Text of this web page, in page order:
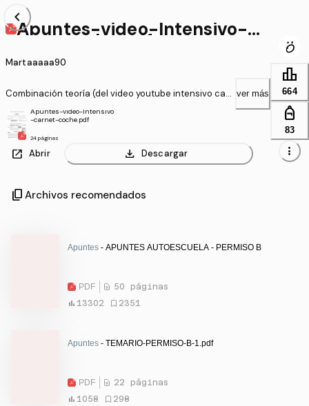
chevron_left
Apuntes-video-Intensivo-ca
rnet-coche.pdf
Martaaaaa90
Combinación teoría (del video youtube intensivo car
net del coche) y test de la app
ver más
Apuntes-video-Intensivo
-carnet-coche.pdf
24 páginas
open_in_new Abrir download Descargar
leaderboard
664
personal_bag
83
more_vert
content_copy Archivos recomendados
Apuntes - APUNTES AUTOESCUELA - PERMISO B
PDF
50 páginas
13302
2351
Apuntes - TEMARIO-PERMISO-B-1.pdf
PDF
22 páginas
1058
298